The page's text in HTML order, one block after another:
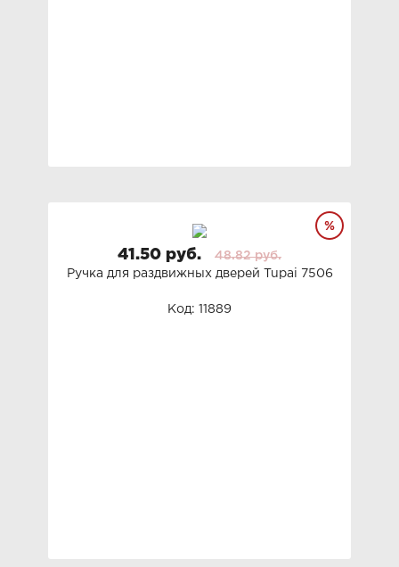
41.50 руб.
48.82 руб.
Ручка для раздвижных дверей Tupai 7506
Код: 11889